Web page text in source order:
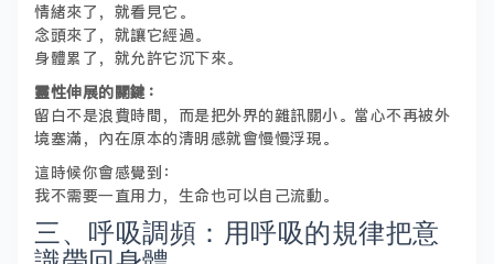
情緒來了，就看見它。
念頭來了，就讓它經過。
身體累了，就允許它沉下來。
靈性伸展的關鍵：
留白不是浪費時間，而是把外界的雜訊關小。當心不再被外
境塞滿，內在原本的清明感就會慢慢浮現。
這時候你會感覺到：
我不需要一直用力，生命也可以自己流動。
三、呼吸調頻：用呼吸的規律把意